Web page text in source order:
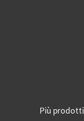
Più prodotti